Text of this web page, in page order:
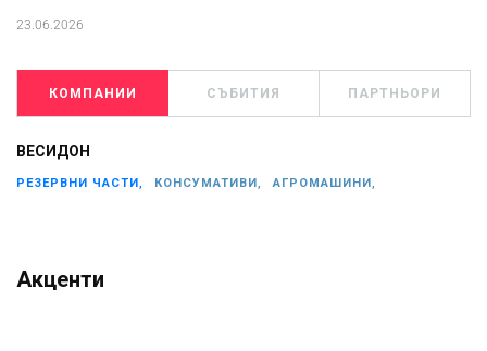
23.06.2026
КОМПАНИИ СЪБИТИЯ ПАРТНЬОРИ
ВЕСИДОН
РЕЗЕРВНИ ЧАСТИ, КОНСУМАТИВИ, АГРОМАШИНИ,
Акценти